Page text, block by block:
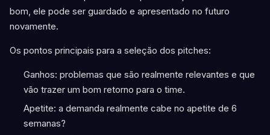
bom, ele pode ser guardado e apresentado no futuro
novamente.
Os pontos principais para a seleção dos pitches:
Ganhos: problemas que são realmente relevantes e que
vão trazer um bom retorno para o time.
Apetite: a demanda realmente cabe no apetite de 6
semanas?